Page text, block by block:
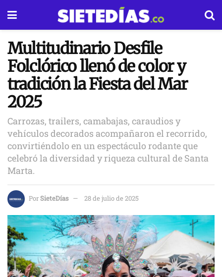
Multitudinario Desfile
Folclórico llenó de color y
tradición la Fiesta del Mar
2025
Carrozas, trailers, camabajas, caraudios y
vehículos decorados acompañaron el recorrido,
convirtiéndolo en un espectáculo rodante que
celebró la diversidad y riqueza cultural de Santa
Marta.
PorSieteDías 28 de julio de 2025